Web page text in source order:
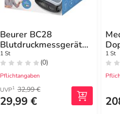
Beurer BC28
Blutdruckmessgerät
vollautom.Handgelenk
1 St
(0)
Pflichtangaben
UVP1 32,99 €
29,99 €
1 St